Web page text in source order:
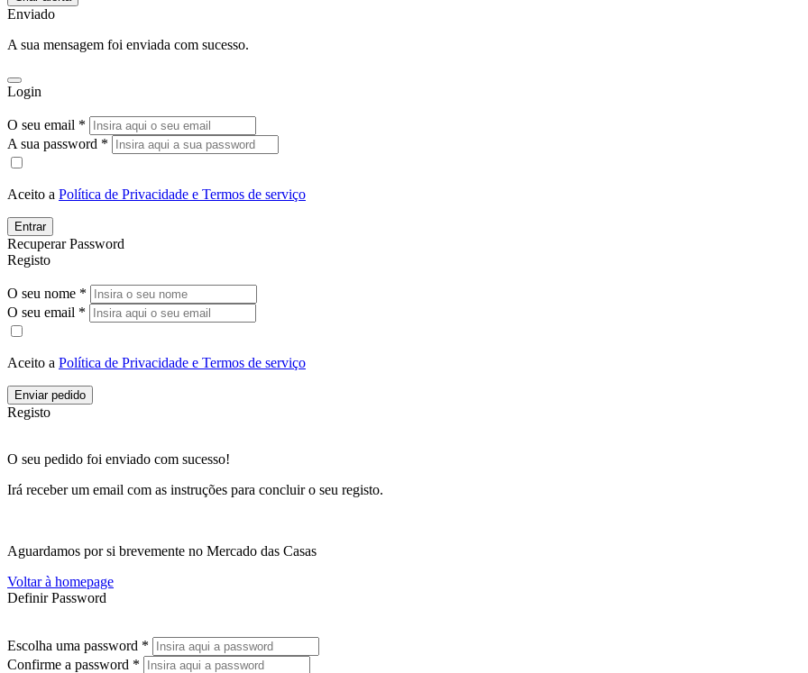
Enviado
A sua mensagem foi enviada com sucesso.
Login
O seu email *
A sua password *
Aceito a Política de Privacidade e Termos de serviço
Entrar
Recuperar Password
Registo
O seu nome *
O seu email *
Aceito a Política de Privacidade e Termos de serviço
Enviar pedido
Registo
O seu pedido foi enviado com sucesso!
Irá receber um email com as instruções para concluir o seu registo.
Aguardamos por si brevemente no Mercado das Casas
Voltar à homepage
Definir Password
Escolha uma password *
Confirme a password *